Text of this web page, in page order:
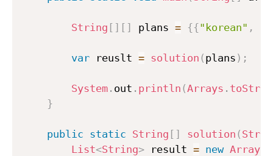
String [ ] [ ] plans = {{"korean" ,
var reuslt = solution ( plans ) ;
System . out . println (Arrays .
}
public static String [ ] solution (
List<String> result = new